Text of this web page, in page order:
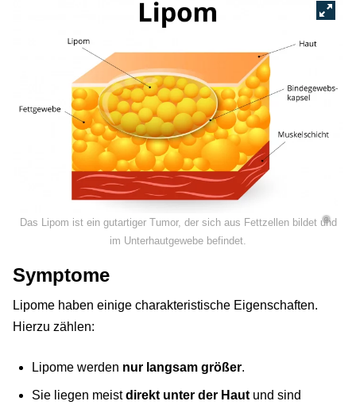
©
Das Lipom ist ein gutartiger Tumor, der sich aus Fettzellen bildet und
im Unterhautgewebe befindet.
Symptome
Lipome haben einige charakteristische Eigenschaften.
Hierzu zählen:
Lipome werden nur langsam größer.
Sie liegen meistdirekt unter der Hautund sind